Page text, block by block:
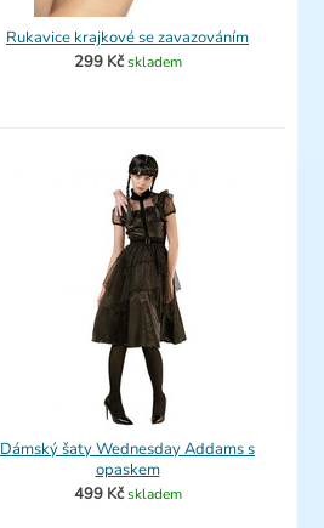
Rukavice krajkové se zavazováním
299 Kč skladem
Dámský šaty Wednesday Addams s
opaskem
499 Kč skladem